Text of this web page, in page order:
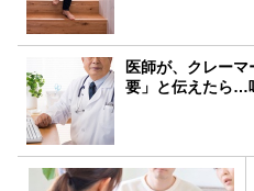
医師が、クレー
要」と伝えたら…